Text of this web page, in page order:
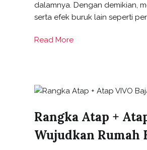
dalamnya. Dengan demikian,
serta efek buruk lain seperti
Read More
Rangka Atap +
Wujudkan Rumah